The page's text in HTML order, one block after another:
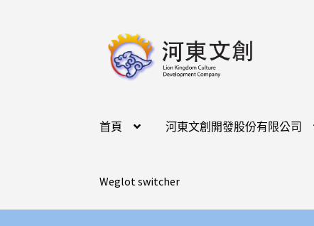
至
至
容
首頁 河東文創開發股份有限公司
Weglot switcher